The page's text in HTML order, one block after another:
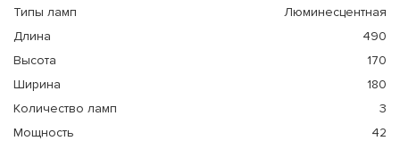
Типы ламп
Люминесцентная
Длина
490
Высота
170
Ширина
180
Количество ламп
3
Мощность
42